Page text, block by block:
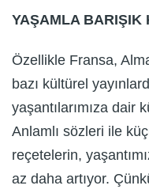
YAŞAMLA BARIŞIK
Özellikle Fransa,
bazı kültürel
yaşantılarımıza dair
Anlamlı sözleri ile
reçetelerin,
az daha artıyor.